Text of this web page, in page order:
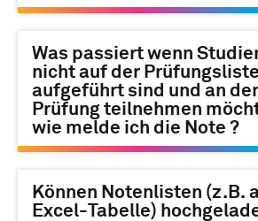
Was passiert wenn
nicht auf der Prüfungsliste
aufgeführt sind und an der
Prüfung teilnehmen
wie melde ich die Note ?
Können Notenlisten (z.B.
Excel-Tabelle)